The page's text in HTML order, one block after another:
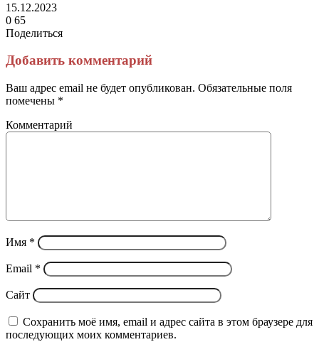
15.12.2023
0 65
Поделиться
через
электронную
почту
Добавить комментарий
Ваш адрес email не будет опубликован. Обязательные поля
помечены *
Комментарий
Имя *
Email *
Сайт
Сохранить моё имя, email и адрес сайта в этом браузере для
последующих моих комментариев.